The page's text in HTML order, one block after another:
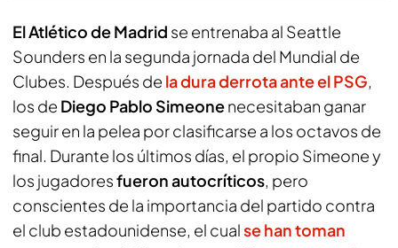
El Atlético de Madrid se entrenaba al Seattle
Sounders en la segunda jornada del Mundial de
Clubes. Después de la dura derrota ante el PSG,
los de Diego Pablo Simeonenecesitaban ganar
seguir en la pelea por clasificarse a los octavos de
final. Durante los últimos días, el propio Simeone y
los jugadoresfueron autocríticos, pero
conscientes de la importancia del partido contra
el club estadounidense, el cualse han toman